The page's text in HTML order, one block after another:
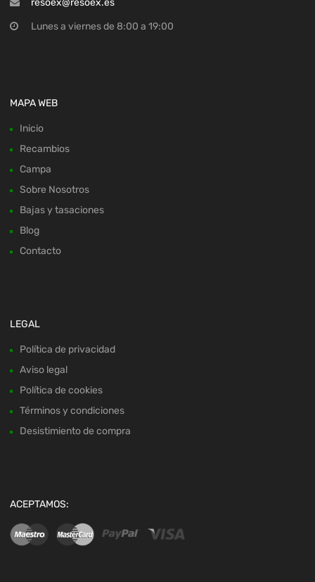
resoex@resoex.es
Lunes a viernes de 8:00 a 19:00
MAPA WEB
Inicio
Recambios
Campa
Sobre Nosotros
Bajas y tasaciones
Blog
Contacto
LEGAL
Política de privacidad
Aviso legal
Política de cookies
Términos y condiciones
Desistimiento de compra
ACEPTAMOS: